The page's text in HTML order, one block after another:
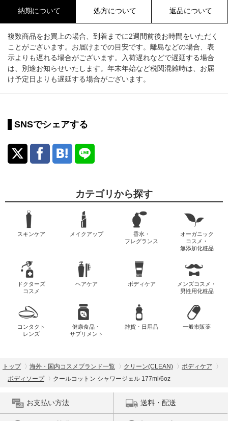
納期について 処方について 返品について
複数商品をお買上の場合、到着までに2週間前後お時間をいただく
ことがございます。お届けまでの目安です。離島などの場合、表
示よりも遅れる場合がございます。入荷遅れなどで遅延する場合
は、別途お知らせいたします。年末年始など税関混雑時は、お届
け予定日よりも遅延する場合がございます。
SNSでシェアする
カテゴリから探す
スキンケア メイクアップ
香水・
フレグランス
オーガニック
コスメ・
無添加化粧品
ドクターズ
コスメ
ヘアケア ボディケア
メンズコスメ・
男性用化粧品
コンタクト
レンズ
健康食品・
サプリメント
雑貨・日用品 一般市販薬
トップ 海外・国内コスメブランド一覧 クリーン(CLEAN)
ボディケア
ボディソープ
クールコットン シャワージェル 177ml/6oz
お支払い方法 送料・配送